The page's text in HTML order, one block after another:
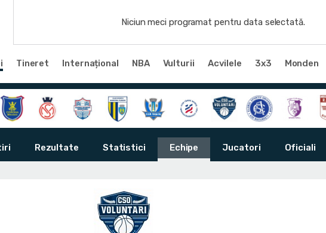
Niciun meci programat pentru data selectată.
Tineret Internațional NBA Vulturii Acvilele 3x3 Monden
Rezultate Statistici Echipe Jucatori Oficiali